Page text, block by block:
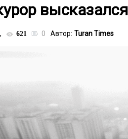
621 0 Автор: Turan Times